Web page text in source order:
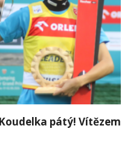
pátý! Vítězem